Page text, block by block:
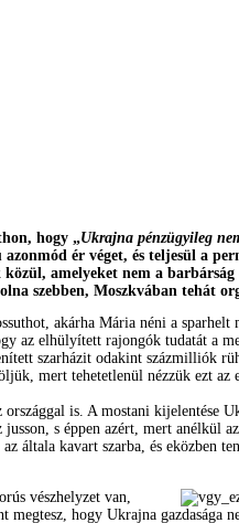
hogy „Ukrajna pénzügyileg
ér véget, és teljesül a
amelyeket nem a
szebben, Moszkvában tehát
akárha Mária néni a
az elhülyített rajongók tudatát a
szarházit odakint százmilliók
mert tehetetlenül nézzük ezt az
is. A mostani kijelentése
s éppen azért, mert anélkül
általa kavart szarba, és eközben
vészhelyzet van,
hogy Ukrajna gazdasága